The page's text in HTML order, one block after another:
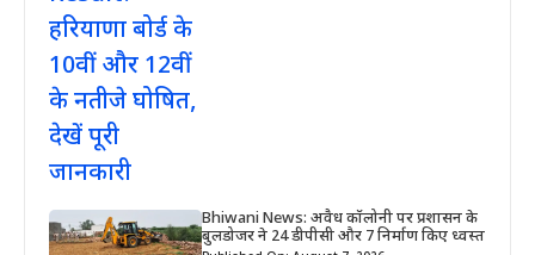
Bhiwani News: अवैध कॉलोनी पर प्रशासन के
बुलडोजर ने 24 डीपीसी और 7 निर्माण किए ध्वस्त